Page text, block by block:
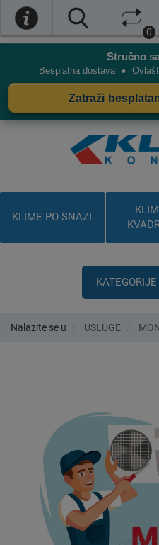
0
Stručno
Besplatna dostava •
Zatraži
KLIME PO SNAZI
KATEGORIJE
Nalazite se u USLUGE